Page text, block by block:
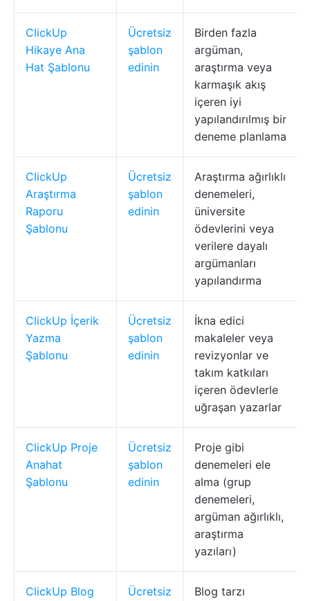
ClickUp
Hikaye Ana
Hat Şablonu
Ücretsiz
şablon
edinin
Birden fazla
argüman,
araştırma veya
karmaşık akış
içeren iyi
yapılandırılmış bir
deneme planlama
ClickUp
Araştırma
Raporu
Şablonu
Ücretsiz
şablon
edinin
Araştırma ağırlıklı
denemeleri,
üniversite
ödevlerini veya
verilere dayalı
argümanları
yapılandırma
ClickUp İçerik
Yazma
Şablonu
Ücretsiz
şablon
edinin
İkna edici
makaleler veya
revizyonlar ve
takım katkıları
içeren ödevlerle
uğraşan yazarlar
ClickUp Proje
Anahat
Şablonu
Ücretsiz
şablon
edinin
Proje gibi
denemeleri ele
alma (grup
denemeleri,
argüman ağırlıklı,
araştırma
yazıları)
ClickUp Blog
Ücretsiz
Blog tarzı